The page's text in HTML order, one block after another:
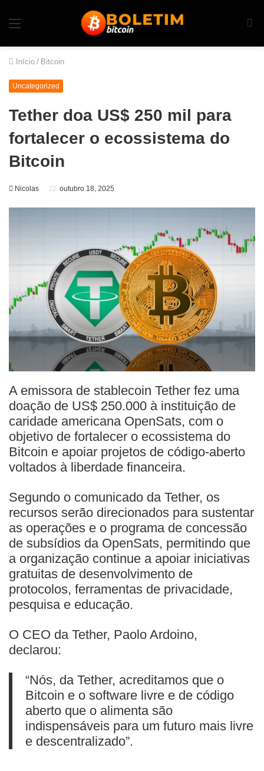
Início / Bitcoin
Uncategorized
Tether doa US$ 250 mil para
fortalecer o ecossistema do
Bitcoin
Nicolas outubro 18, 2025
A emissora de stablecoin Tether fez uma
doação de US$ 250.000 à instituição de
caridade americana OpenSats, com o
objetivo de fortalecer o ecossistema do
Bitcoin e apoiar projetos de código-aberto
voltados à liberdade financeira.
Segundo o comunicado da Tether, os
recursos serão direcionados para sustentar
as operações e o programa de concessão
de subsídios da OpenSats, permitindo que
a organização continue a apoiar iniciativas
gratuitas de desenvolvimento de
protocolos, ferramentas de privacidade,
pesquisa e educação.
O CEO da Tether, Paolo Ardoino,
declarou:
“Nós, da Tether, acreditamos que o
Bitcoin e o software livre e de código
aberto que o alimenta são
indispensáveis para um futuro mais livre
e descentralizado”.